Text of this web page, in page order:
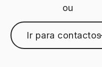
ou
Ir para contactos